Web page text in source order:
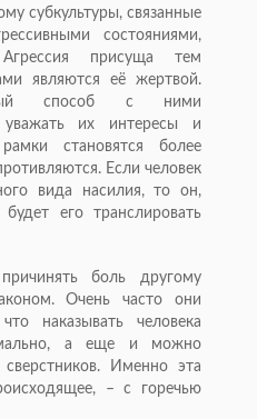
субкультуры, связанные
состояниями,
присуща тем
являются её жертвой.
способ с ними
уважать их интересы и
становятся более
Если человек
вида насилия, то он,
его транслировать
боль другому
Очень часто они
наказывать человека
а еще и можно
Именно эта
– с горечью